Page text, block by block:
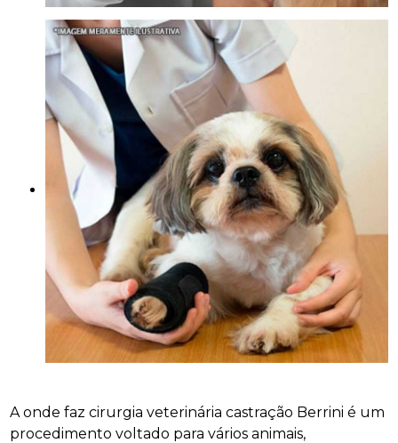
A onde faz cirurgia veterinária castração Berrini é um
procedimento voltado para vários animais,